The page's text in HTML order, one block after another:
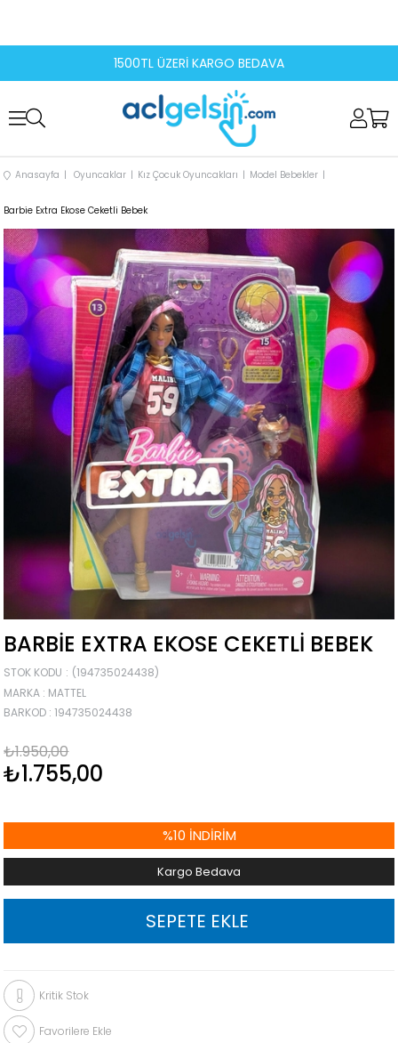
1500TL ÜZERİ KARGO BEDAVA
Anasayfa Oyuncaklar Kız Çocuk Oyuncakları Model Bebekler
Barbie Extra Ekose Ceketli Bebek
BARBIE EXTRA EKOSE CEKETLI BEBEK
STOK KODU
(194735024438)
MARKA : MATTEL
BARKOD : 194735024438
₺1.950,00
₺1.755,00
%10 İNDIRIM
Kargo Bedava
Kritik Stok
Favorilere Ekle